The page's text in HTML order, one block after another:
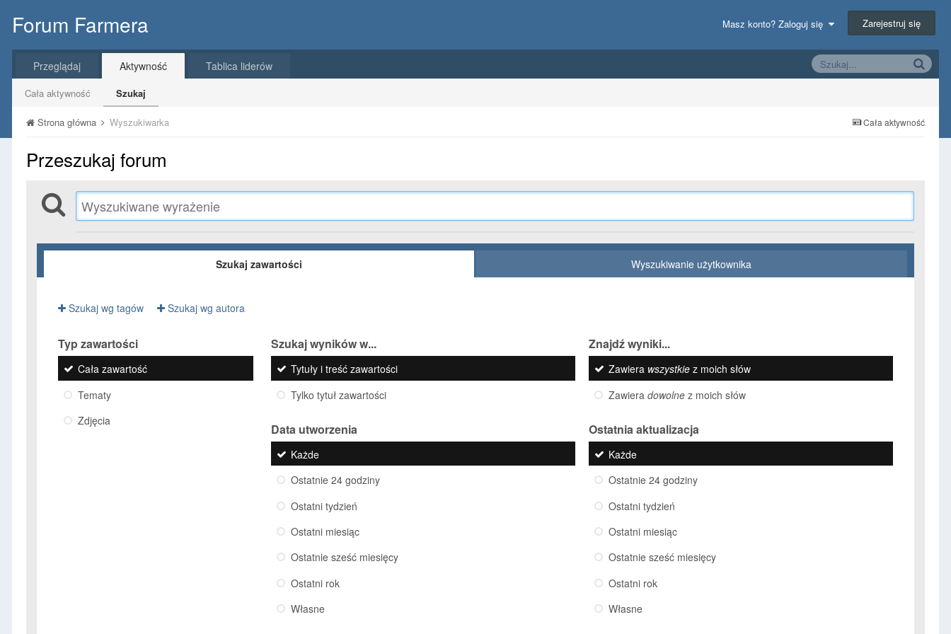
Forum Farmera Masz konto? Zaloguj się Zarejestruj się
Przeglądaj Aktywność
Cała aktywność Szukaj
Tablica liderów
Cała aktywność
Strona główna Wyszukiwarka
Przeszukaj forum
Szukaj zawartości Wyszukiwanie użytkownika
Szukaj wg tagów Szukaj wg autora
Typ zawartości
Cała zawartość
Tematy
Zdjęcia
Szukaj wyników w...
Tytuły i treść zawartości
Tylko tytuł zawartości
Znajdź wyniki...
Zawiera wszystkiez moich słów
Zawiera dowolnez moich słów
Data utworzenia
Każde
Ostatnie 24 godziny
Ostatni tydzień
Ostatni miesiąc
Ostatnie sześć miesięcy
Ostatni rok
Własne
Ostatnia aktualizacja
Każde
Ostatnie 24 godziny
Ostatni tydzień
Ostatni miesiąc
Ostatnie sześć miesięcy
Ostatni rok
Własne